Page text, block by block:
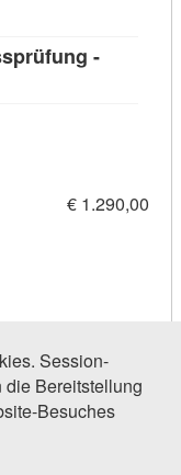
-
€ 1.290,00
Session-
Bereitstellung
Besuches